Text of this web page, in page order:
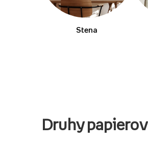
Stena
Druhy papierov